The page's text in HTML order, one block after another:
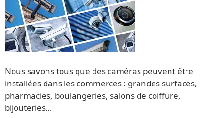
Nous savons tous que des caméras peuvent être
installées dans les commerces : grandes surfaces,
pharmacies, boulangeries, salons de coiffure,
bijouteries…